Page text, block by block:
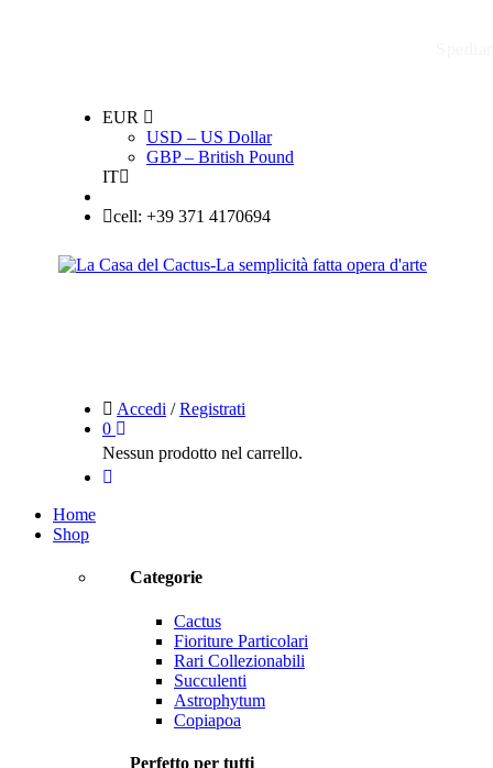
EUR
USD – US Dollar
GBP – British Pound
IT
cell: +39 371 4170694
Accedi /Registrati
0
Nessun prodotto nel carrello.
Home
Shop
Categorie
Cactus
Fioriture Particolari
Rari Collezionabili
Succulenti
Astrophytum
Copiapoa
Perfetto per tutti